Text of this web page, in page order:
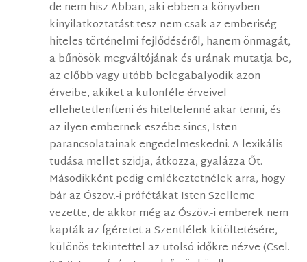
de nem hisz Abban, aki ebben a könyvben
kinyilatkoztatást tesz nem csak az emberiség
hiteles történelmi fejlődéséről, hanem önmagát,
a bűnösök megváltójának és urának mutatja be,
az előbb vagy utóbb belegabalyodik azon
érveibe, akiket a különféle érveivel
ellehetetlenÍteni és hiteltelenné akar tenni, és
az ilyen embernek eszébe sincs, Isten
parancsolatainak engedelmeskedni. A lexikális
tudása mellet szidja, átkozza, gyalázza Őt.
Másodikként pedig emlékeztetnélek arra, hogy
bár az Ószöv.-i prófétákat Isten Szelleme
vezette, de akkor még az Ószöv.-i emberek nem
kapták az Ígéretet a Szentlélek kitöltetésére,
különös tekintettel az utolsó időkre nézve (Csel.